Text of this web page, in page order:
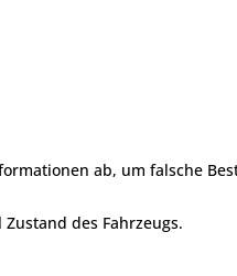
ab, um falsche
des Fahrzeugs.